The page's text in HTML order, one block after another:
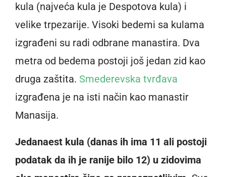
kula (najveća kula je Despotova kula) i
velike trpezarije. Visoki bedemi sa kulama
izgrađeni su radi odbrane manastira. Dva
metra od bedema postoji još jedan zid kao
druga zaštita. Smederevska tvrđava
izgrađena je na isti način kao manastir
Manasija.
Jedanaest kula (danas ih ima 11 ali postoji
podatak da ih je ranije bilo 12) u zidovima